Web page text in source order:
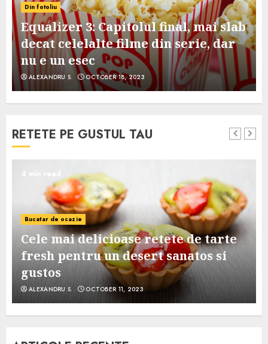
Din fotoliu
Equalizer 3: Capitolul final, mai slab
decat celelalte filme din serie, dar
nu e un esec
ALEXANDRU S. OCTOBER 18, 2023
RETETE PE GUSTUL TAU
4 min read
Bucatar de ocazie
Cele mai delicioase retete de tarte
fresh pentru un desert sanatos si
gustos
ALEXANDRU S. OCTOBER 11, 2023